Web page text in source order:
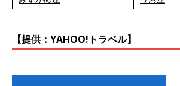
【提供：YAHOO!トラベル】